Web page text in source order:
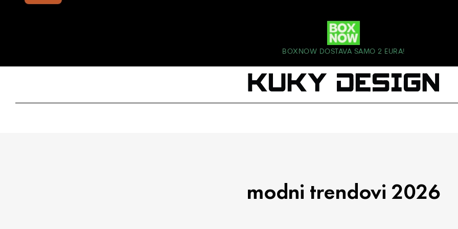
BOXNOW DOSTAVA SAMO 2 EURA!
modni trendovi 2026